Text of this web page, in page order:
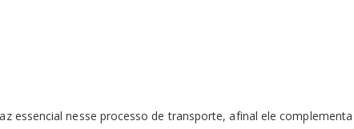
essencial nesse processo de transporte, afinal ele